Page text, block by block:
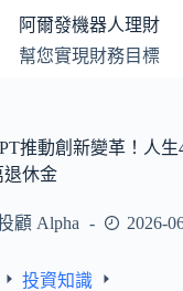
阿爾發機器人理財
幫您實現財務目標
推動創新變革！人
退休金
顧 Alpha 2026-
投資知識